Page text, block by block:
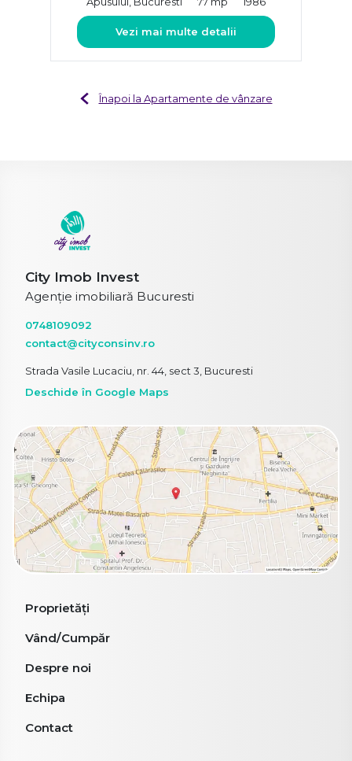
Vezi mai multe detalii
Înapoi la Apartamente de vânzare
City Imob Invest
Agenție imobiliară Bucuresti
0748109092
contact@cityconsinv.ro
Strada Vasile Lucaciu, nr. 44, sect 3, Bucuresti
Deschide în Google Maps
Proprietăți
Vând/Cumpăr
Despre noi
Echipa
Contact